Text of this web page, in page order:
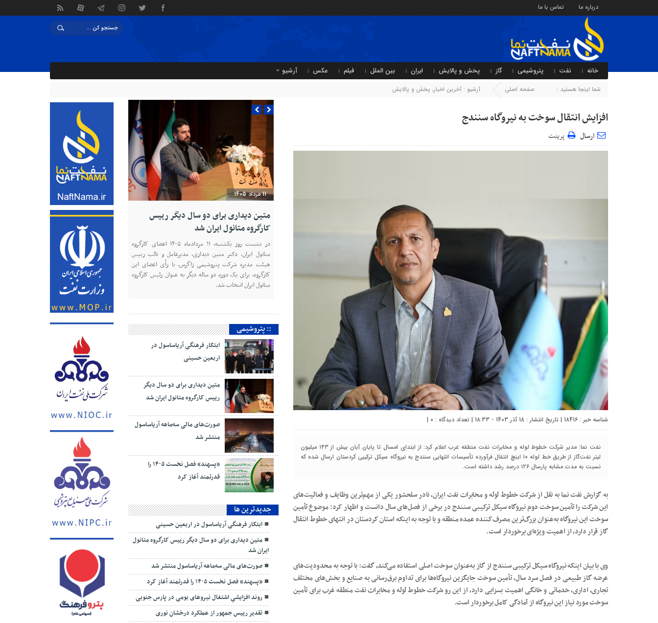
درباره ما تماس با ما
خانه نفت پتروشیمی گاز پخش و پالایش ایران بین الملل فیلم عکس آرشیو
شما اینجا هستید : صفحه اصلی آرشیو : آخرین اخبار, پخش و پالایش
افزایش انتقال سوخت به نیروگاه سنندج
ارسال پرینت
شناسه خبر : 18416 | تاریخ انتشار : 18 آذر 1403 - 18:33 | تعداد دیدگاه : ۰ |
نفت نما: مدیر شرکت خطوط لوله و مخابرات نفت منطقه غرب اعلام کرد: از ابتدای امسال تا پایان آبان‌ بیش از ۱۴۳ میلیون
لیتر نفت‌گاز از طریق خط لوله ۱۰ اینچ انتقال فرآورده تأسیسات انتهایی سنندج به نیروگاه سیکل ترکیبی کردستان ارسال شده که
نسبت به مدت مشابه پارسال ۱۲۶ درصد رشد داشته است.
به گزارش نفت نما به نقل از شرکت خطوط لوله و مخابرات نفت ایران، نادر سلحشور یکی از مهم‌ترین وظایف و فعالیت‌های
این شرکت را تأمین سوخت دوم نیروگاه سیکل ترکیبی سنندج در برخی از فصل‌های سال دانست و اظهار کرد: موضوع تأمین
سوخت این نیروگاه به‌عنوان بزرگ‌ترین مصرف‌کننده عمده منطقه و با توجه به اینکه استان کردستان در انتهای خطوط انتقال
گاز قرار دارد، از اهمیت ویژه‌ای برخوردار است.
وی با بیان اینکه نیروگاه سیکل ترکیبی سنندج از گاز به‌عنوان سوخت اصلی استفاده می‌کند، گفت: با توجه به محدودیت‌های
عرضه گاز طبیعی در فصل سرد سال، تأمین سوخت جایگزین نیروگاه‌ها برای تداوم برق‌رسانی به صنایع و بخش‌های مختلف
تجاری، اداری، خدماتی و خانگی اهمیت بسزایی دارد، از این رو شرکت خطوط لوله و مخابرات نفت منطقه غرب برای تأمین
سوخت مورد نیاز این نیروگاه از آمادگی کامل برخوردار است.
11 مرداد 1405
متین دیداری برای دو سال دیگر رییس
کارگروه متانول ایران شد
در نشست روز یکشنبه، ۱۱ مردادماه ۱۴۰۵ اعضای کارگروه
متانول ایران، دکتر متین دیداری، مدیرعامل و‌ نائب رییس
هیئت مدیره شرکت پتروشیمی زاگرس، با رأی اعضای این
کارگروه، برای یک دوره دو ساله دیگر به عنوان رئیس کارگروه
متانول ایران انتخاب شد.
:: پتروشیمی
ابتکار فرهنگی آریاساسول در
اربعین حسینی
متین دیداری برای دو سال دیگر
رییس کارگروه متانول ایران شد
صورت‌های مالی سه‌ماهه آریاساسول
منتشر شد
«پسهند» فصل نخست ۱۴۰۵ را
قدرتمند آغاز کرد
جديدترين ها
ابتکار فرهنگی آریاساسول در اربعین حسینی
متین دیداری برای دو سال دیگر رییس کارگروه متانول
ایران شد
صورت‌های مالی سه‌ماهه آریاساسول منتشر شد
«پسهند» فصل نخست ۱۴۰۵ را قدرتمند آغاز کرد
روند افزایشیِ اشتغال نیروهای بومی در پارس جنوبی
تقدیر رییس جمهور از عملکرد درخشان نوری